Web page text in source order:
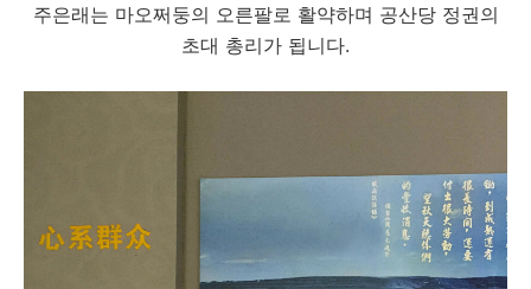
주은래는 마오쩌둥의 오른팔로 활약하며 공산당 정권의
초대 총리가 됩니다.